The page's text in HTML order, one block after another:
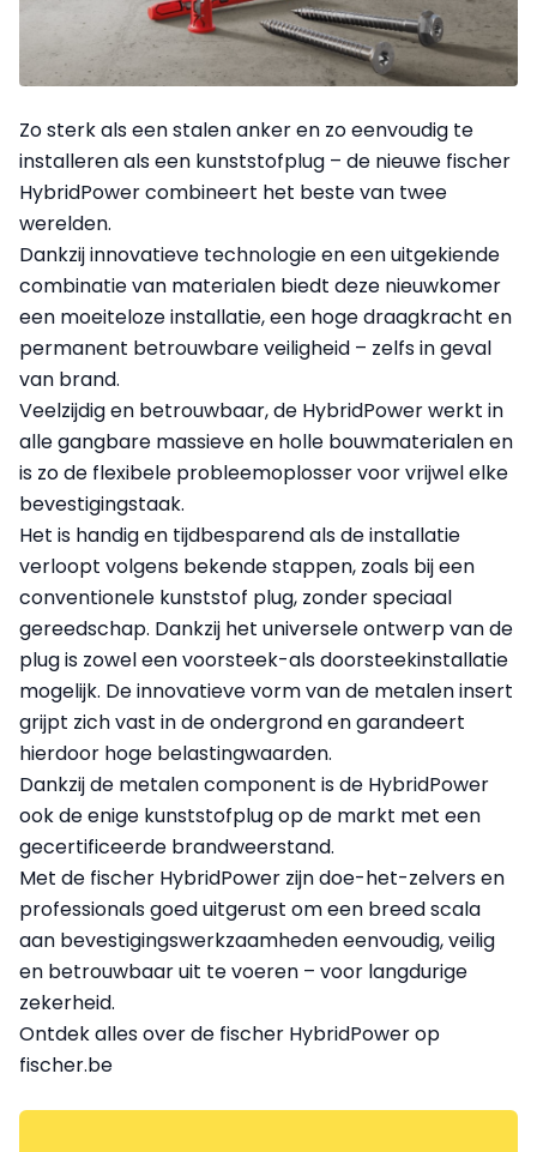
Zo sterk als een stalen anker en zo eenvoudig te
installeren als een kunststofplug – de nieuwe fischer
HybridPower combineert het beste van twee
werelden.
Dankzij innovatieve technologie en een uitgekiende
combinatie van materialen biedt deze nieuwkomer
een moeiteloze installatie, een hoge draagkracht en
permanent betrouwbare veiligheid – zelfs in geval
van brand.
Veelzijdig en betrouwbaar, de HybridPower werkt in
alle gangbare massieve en holle bouwmaterialen en
is zo de flexibele probleemoplosser voor vrijwel elke
bevestigingstaak.
Het is handig en tijdbesparend als de installatie
verloopt volgens bekende stappen, zoals bij een
conventionele kunststof plug, zonder speciaal
gereedschap. Dankzij het universele ontwerp van de
plug is zowel een voorsteek-als doorsteekinstallatie
mogelijk. De innovatieve vorm van de metalen insert
grijpt zich vast in de ondergrond en garandeert
hierdoor hoge belastingwaarden.
Dankzij de metalen component is de HybridPower
ook de enige kunststofplug op de markt met een
gecertificeerde brandweerstand.
Met de fischer HybridPower zijn doe-het-zelvers en
professionals goed uitgerust om een breed scala
aan bevestigingswerkzaamheden eenvoudig, veilig
en betrouwbaar uit te voeren – voor langdurige
zekerheid.
Ontdek alles over de fischer HybridPower op
fischer.be